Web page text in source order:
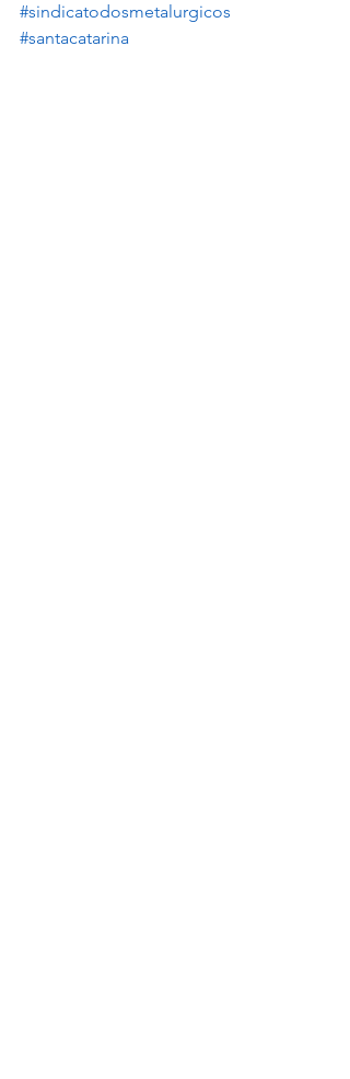
#sindicatodosmetalurgicos
#santacatarina